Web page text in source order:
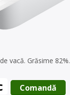
vacă. Grăsime 82%.
Comandă